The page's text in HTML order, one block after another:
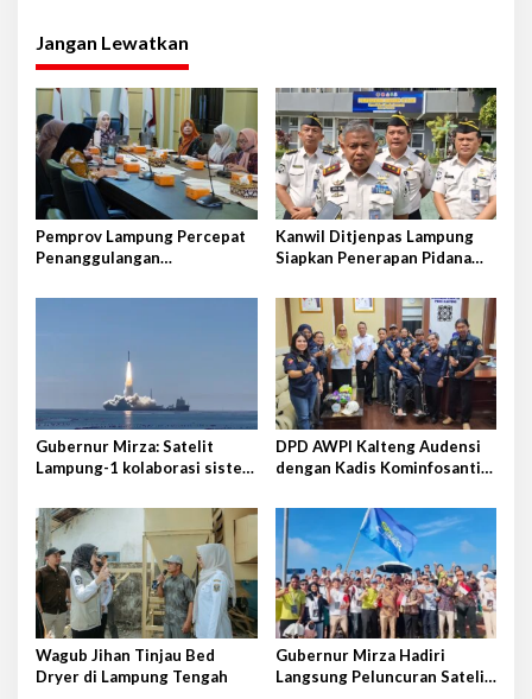
g
a
s
i
p
o
s
Jangan Lewatkan
Pemprov Lampung Percepat
Penanggulangan
Kanwil Ditjenpas Lampung
Siapkan Penerapan Pidana
Gubernur Mirza: Satelit
Lampung-1 kolaborasi sister
DPD AWPI Kalteng Audensi
dengan Kadis Kominfosantik
Rencana Kongnas II AWPI se-
Indonesia
Wagub Jihan Tinjau Bed
Dryer di Lampung Tengah
Gubernur Mirza Hadiri
Langsung Peluncuran Satelit